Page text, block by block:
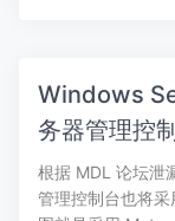
Windows
务器管理控
根据 MDL 论坛泄
管理控制台也将